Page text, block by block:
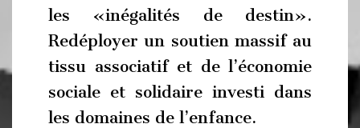
les «inégalités de destin».
Redéployer un soutien massif au
tissu associatif et de l’économie
sociale et solidaire investi dans
les domaines de l’enfance.